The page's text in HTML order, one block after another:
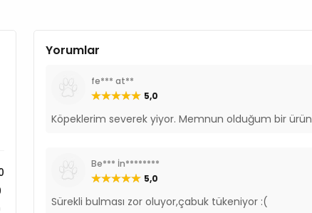
Besin Katkı Maddeleri
Niyasin 16 mg/kg
Yorumlar
fe*** at**
5,0
Köpeklerim severek yiyor. Memnun olduğum bir ürün
Be*** İn********
5,0
Sürekli bulması zor oluyor,çabuk tükeniyor :(